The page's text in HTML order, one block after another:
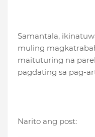
Samantala,
muling
maituturing na
pagdating sa pag-
Narito ang post: